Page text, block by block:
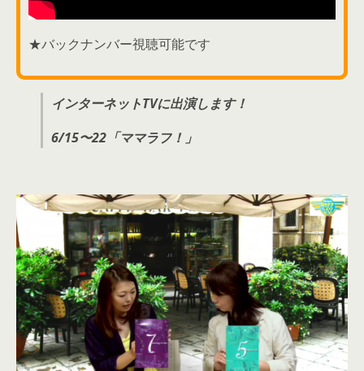
★バックナンバー視聴可能です
インターネットTVに出演します！
6/15〜22「ママラフ！」